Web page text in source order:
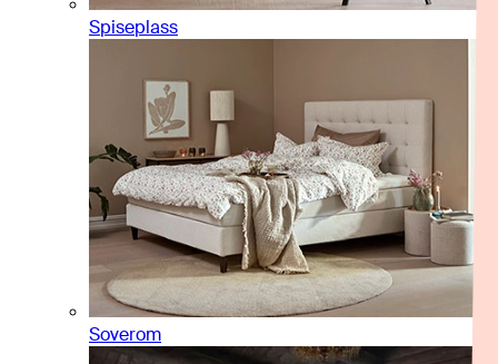
Spiseplass
Soverom